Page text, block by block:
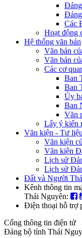
Các
Hoạt động
Hệ thống văn bản
Văn bản
Văn bản
Các cơ
Ban
Ban
Ủy
Ban
Văn
Lấy ý kiến
Văn kiện - Tư liệu
Văn kiện
Văn kiện
Lịch sử
Lịch sử
Đất và Người
Kênh thông tin
Thái Nguyên:
Điện thoại hỗ trợ
Cổng thông tin điện tử
Đảng bộ tỉnh Thái